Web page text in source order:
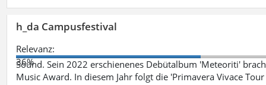
h_da Campusfestival
Relevanz:
36%
Sound. Sein 2022 erschienenes Debütalbum 'Meteoriti'
Music Award. In diesem Jahr folgt die 'Primavera Vivace